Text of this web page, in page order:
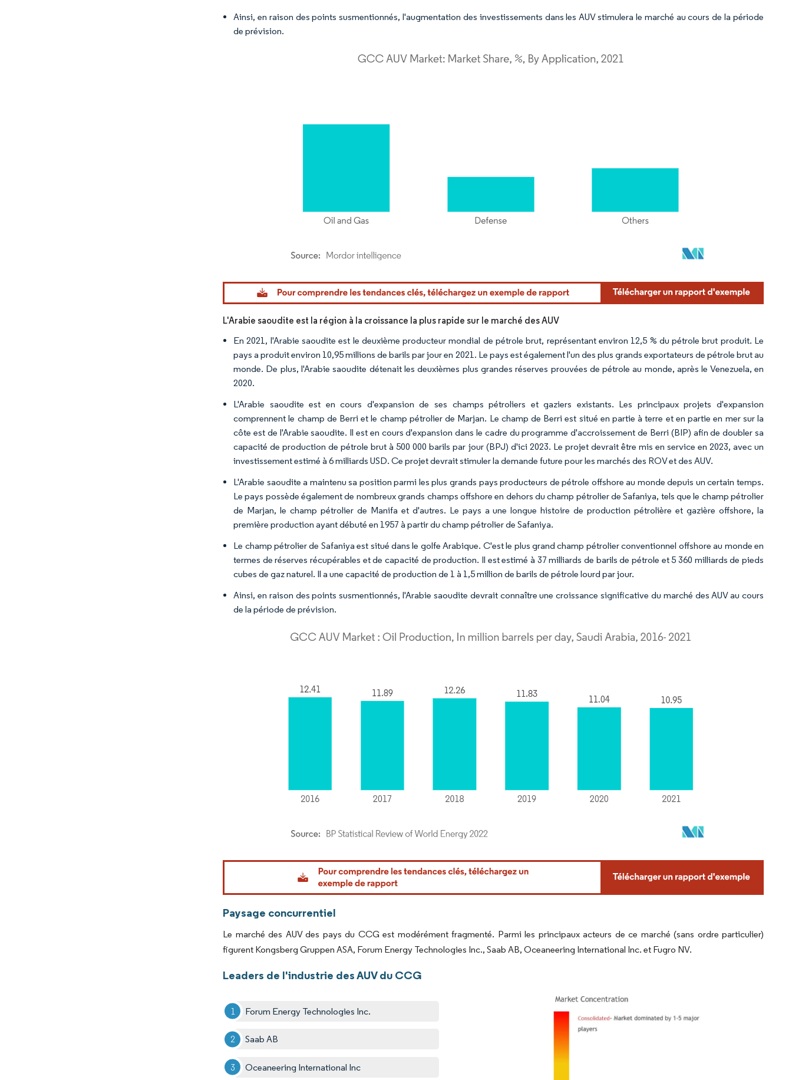
Ainsi, en raison des points susmentionnés, l'augmentation des investissements dans les AUV stimulera le marché au cours de la période
de prévision.
Image © Mordor Intelligence. La réutilisation nécessite une attribution sous CC BY 4.0.
L'Arabie saoudite est la région à la croissance la plus rapide sur le marché des AUV
En 2021, l'Arabie saoudite est le deuxième producteur mondial de pétrole brut, représentant environ 12,5 % du pétrole brut produit. Le
pays a produit environ 10,95 millions de barils par jour en 2021. Le pays est également l'un des plus grands exportateurs de pétrole brut au
monde. De plus, l'Arabie saoudite détenait les deuxièmes plus grandes réserves prouvées de pétrole au monde, après le Venezuela, en
2020.
L'Arabie saoudite est en cours d'expansion de ses champs pétroliers et gaziers existants. Les principaux projets d'expansion
comprennent le champ de Berri et le champ pétrolier de Marjan. Le champ de Berri est situé en partie à terre et en partie en mer sur la
côte est de l'Arabie saoudite. Il est en cours d'expansion dans le cadre du programme d'accroissement de Berri (BIP) afin de doubler sa
capacité de production de pétrole brut à 500 000 barils par jour (BPJ) d'ici 2023. Le projet devrait être mis en service en 2023, avec un
investissement estimé à 6 milliards USD. Ce projet devrait stimuler la demande future pour les marchés des ROV et des AUV.
L'Arabie saoudite a maintenu sa position parmi les plus grands pays producteurs de pétrole offshore au monde depuis un certain temps.
Le pays possède également de nombreux grands champs offshore en dehors du champ pétrolier de Safaniya, tels que le champ pétrolier
de Marjan, le champ pétrolier de Manifa et d'autres. Le pays a une longue histoire de production pétrolière et gazière offshore, la
première production ayant débuté en 1957 à partir du champ pétrolier de Safaniya.
Le champ pétrolier de Safaniya est situé dans le golfe Arabique. C'est le plus grand champ pétrolier conventionnel offshore au monde en
termes de réserves récupérables et de capacité de production. Il est estimé à 37 milliards de barils de pétrole et 5 360 milliards de pieds
cubes de gaz naturel. Il a une capacité de production de 1 à 1,5 million de barils de pétrole lourd par jour.
Ainsi, en raison des points susmentionnés, l'Arabie saoudite devrait connaître une croissance significative du marché des AUV au cours
de la période de prévision.
Image © Mordor Intelligence. La réutilisation nécessite une attribution sous CC BY 4.0.
Paysage concurrentiel
Le marché des AUV des pays du CCG est modérément fragmenté. Parmi les principaux acteurs de ce marché (sans ordre particulier)
figurent Kongsberg Gruppen ASA, Forum Energy Technologies Inc., Saab AB, Oceaneering International Inc. et Fugro NV.
Leaders de l'industrie des AUV du CCG
Forum Energy Technologies Inc.
Saab AB
Oceaneering International Inc